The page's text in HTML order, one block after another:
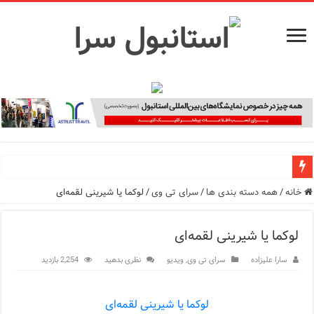
راهنمای فرودگاه‌های استانبول (فاصله و هزینه حمل و نقل
خانه/همه دسته بندی ها /سرای تی وی/لوکما یا شیرینی لقمه‌ای
لوکما یا شیرینی لقمه‌ای
سارا علیزاده سرای تی وی,ویدیو نظری بدهید 2,254 بازدید
لوکما یا شیرینی لقمه‌ای